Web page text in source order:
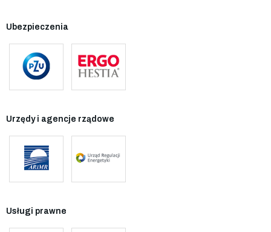
Ubezpieczenia
Urzędy i agencje rządowe
Usługi prawne